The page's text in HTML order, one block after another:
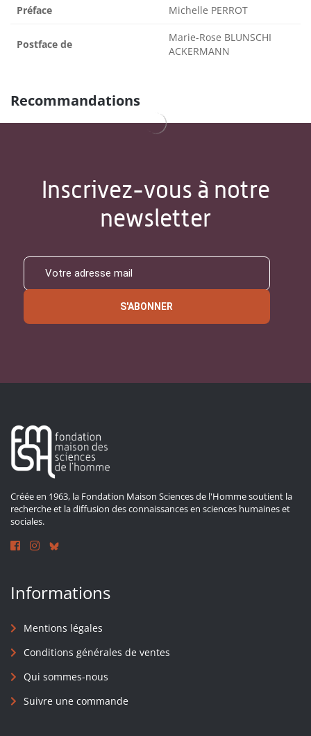
Préface Michelle PERROT
Postface de
Marie-Rose BLUNSCHI
ACKERMANN
Recommandations
Inscrivez-vous à notre
newsletter
S'ABONNER
Créée en 1963, la Fondation Maison Sciences de l'Homme soutient la
recherche et la diffusion des connaissances en sciences humaines et
sociales.
Informations
Mentions légales
Conditions générales de ventes
Qui sommes-nous
Suivre une commande